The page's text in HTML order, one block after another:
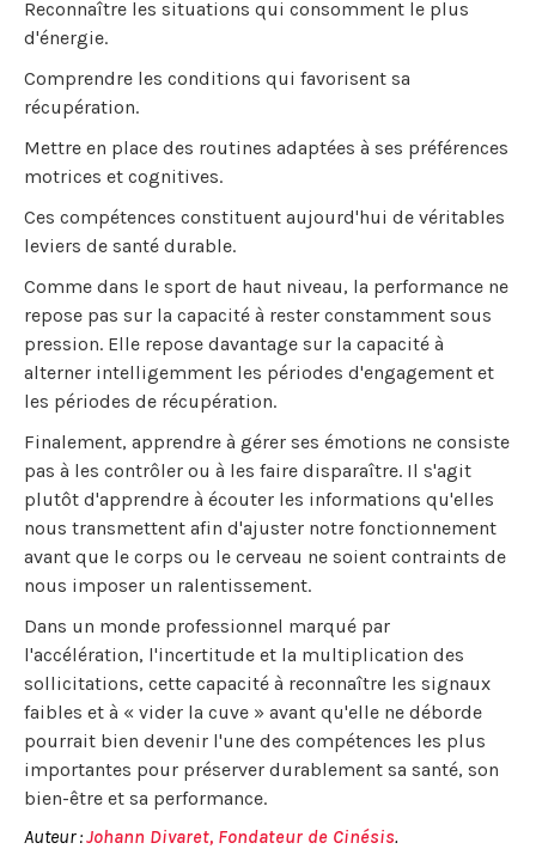
Reconnaître les situations qui consomment le plus
d'énergie.
Comprendre les conditions qui favorisent sa
récupération.
Mettre en place des routines adaptées à ses préférences
motrices et cognitives.
Ces compétences constituent aujourd'hui de véritables
leviers de santé durable.
Comme dans le sport de haut niveau, la performance ne
repose pas sur la capacité à rester constamment sous
pression. Elle repose davantage sur la capacité à
alterner intelligemment les périodes d'engagement et
les périodes de récupération.
Finalement, apprendre à gérer ses émotions ne consiste
pas à les contrôler ou à les faire disparaître. Il s'agit
plutôt d'apprendre à écouter les informations qu'elles
nous transmettent afin d'ajuster notre fonctionnement
avant que le corps ou le cerveau ne soient contraints de
nous imposer un ralentissement.
Dans un monde professionnel marqué par
l'accélération, l'incertitude et la multiplication des
sollicitations, cette capacité à reconnaître les signaux
faibles et à « vider la cuve » avant qu'elle ne déborde
pourrait bien devenir l'une des compétences les plus
importantes pour préserver durablement sa santé, son
bien-être et sa performance.
Auteur :Johann Divaret, Fondateur de Cinésis.